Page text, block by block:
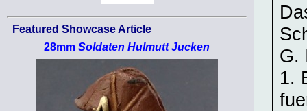
Featured Showcase Article
28mm Soldaten Hulmutt Jucken
G.
1.